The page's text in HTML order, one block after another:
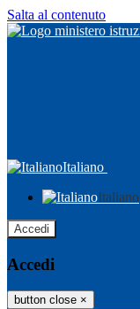
Salta al contenuto
Italiano
Italiano
Accedi
Accedi
button close ×